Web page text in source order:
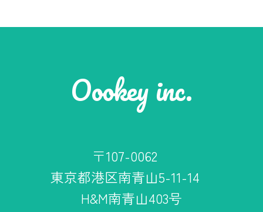
Oookey inc.
〒107-0062
東京都港区南青山5-11-14
H&M南青山403号